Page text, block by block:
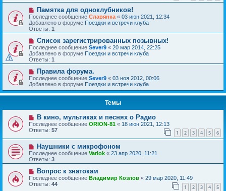
Памятка для одноклубников!
Последнее сообщение Славянка « 03 июн 2021, 12:34
Добавлено в форуме Поездки и встречи клуба
Ответы: 1
Список зарегистрированных позывных!
Последнее сообщение Sever9 « 20 мар 2014, 22:25
Добавлено в форуме Поездки и встречи клуба
Ответы: 1
Правила форума.
Последнее сообщение Sever9 « 03 ноя 2012, 00:06
Добавлено в форуме Поездки и встречи клуба
Темы
В кино, мультиках и песнях о Радио
Последнее сообщение ORION-81 « 18 июн 2021, 12:13
Ответы: 57 1 2 3 4 5 6
Наушники с микрофоном
Последнее сообщение Varlok « 23 апр 2020, 11:21
Ответы: 3
Вопрос к знатокам
Последнее сообщение Владимир Козлов « 29 мар 2020, 11:49
Ответы: 44 1 2 3 4 5